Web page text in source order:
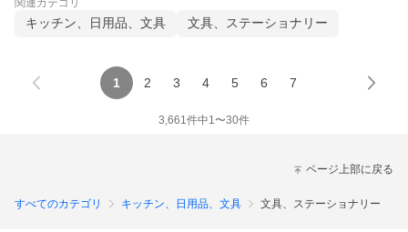
関連カテゴリ
キッチン、日用品、文具 文具、ステーショナリー
1 2 3 4 5 6 7
3,661件中1〜30件
ページ上部に戻る
すべてのカテゴリ キッチン、日用品、文具 文具、ステーショナリー